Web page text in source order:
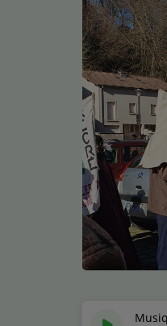
Jeux Concours